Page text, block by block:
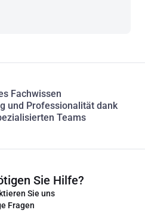
Fachwissen
und Professionalität dank
Teams
Sie Hilfe?
Sie uns
Fragen